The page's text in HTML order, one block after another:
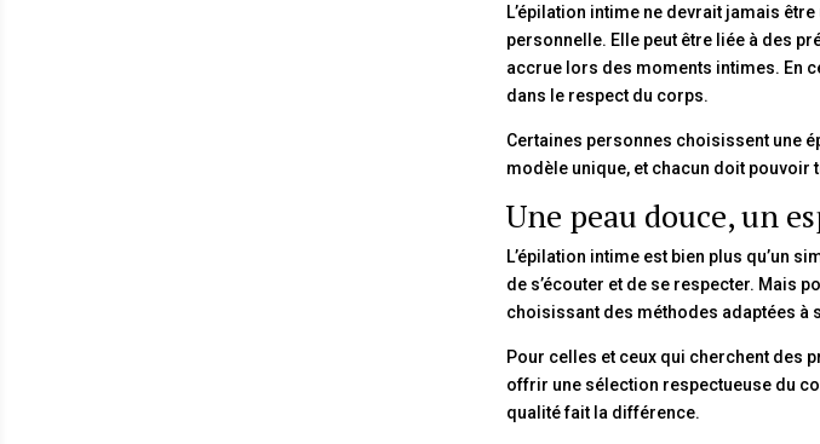
L’épilation intime ne devrait jamais
personnelle. Elle peut être liée à des
accrue lors des moments intimes. En
dans le respect du corps.
Certaines personnes choisissent une
modèle unique, et chacun doit pouvoir
Une peau douce, un
L’épilation intime est bien plus qu’un
de s’écouter et de se respecter. Mais
choisissant des méthodes adaptées à
Pour celles et ceux qui cherchent des
offrir une sélection respectueuse du
qualité fait la différence.